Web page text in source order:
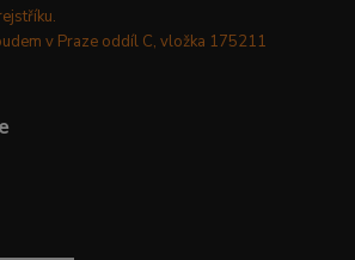
v Praze oddíl C, vložka 175211